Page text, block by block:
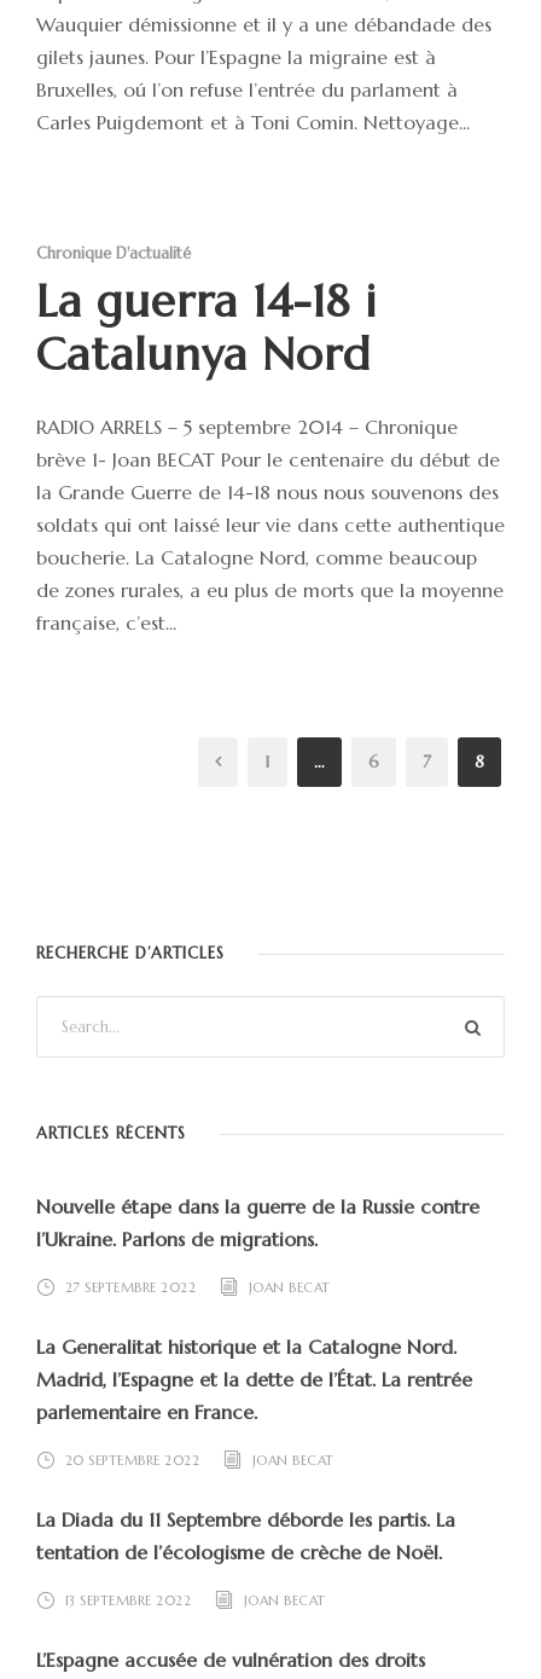
Wauquier démissionne et il y a une débandade des
gilets jaunes. Pour l’Espagne la migraine est à
Bruxelles, oú l’on refuse l’entrée du parlament à
Carles Puigdemont et à Toni Comin. Nettoyage...
Chronique D'actualité
La guerra 14-18 i
Catalunya Nord
RADIO ARRELS – 5 septembre 2014 – Chronique
brève 1- Joan BECAT Pour le centenaire du début de
la Grande Guerre de 14-18 nous nous souvenons des
soldats qui ont laissé leur vie dans cette authentique
boucherie. La Catalogne Nord, comme beaucoup
de zones rurales, a eu plus de morts que la moyenne
française, c’est...
1 … 6 7 8
RECHERCHE D’ARTICLES
ARTICLES RÉCENTS
Nouvelle étape dans la guerre de la Russie contre
l’Ukraine. Parlons de migrations.
27 SEPTEMBRE 2022 JOAN BECAT
La Generalitat historique et la Catalogne Nord.
Madrid, l’Espagne et la dette de l’État. La rentrée
parlementaire en France.
20 SEPTEMBRE 2022 JOAN BECAT
La Diada du 11 Septembre déborde les partis. La
tentation de l’écologisme de crèche de Noël.
13 SEPTEMBRE 2022 JOAN BECAT
L’Espagne accusée de vulnération des droits